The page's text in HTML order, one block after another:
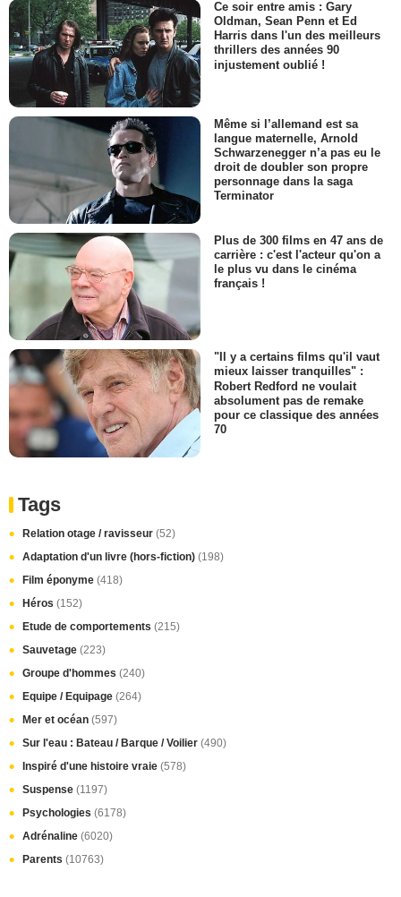
Ce soir entre amis : Gary
Oldman, Sean Penn et Ed
Harris dans l'un des meilleurs
thrillers des années 90
injustement oublié !
Même si l’allemand est sa
langue maternelle, Arnold
Schwarzenegger n’a pas eu le
droit de doubler son propre
personnage dans la saga
Terminator
Plus de 300 films en 47 ans de
carrière : c'est l'acteur qu'on a
le plus vu dans le cinéma
français !
"Il y a certains films qu'il vaut
mieux laisser tranquilles" :
Robert Redford ne voulait
absolument pas de remake
pour ce classique des années
70
Tags
Relation otage / ravisseur (52)
Adaptation d'un livre (hors-fiction) (198)
Film éponyme (418)
Héros (152)
Etude de comportements (215)
Sauvetage (223)
Groupe d'hommes (240)
Equipe / Equipage (264)
Mer et océan (597)
Sur l'eau : Bateau / Barque / Voilier (490)
Inspiré d'une histoire vraie (578)
Suspense (1197)
Psychologies (6178)
Adrénaline (6020)
Parents (10763)